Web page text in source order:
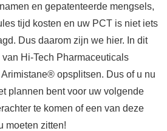
en gepatenteerde mengsels,
tijd kosten en uw PCT is niet iets
Dus daarom zijn we hier. In dit
Hi-Tech Pharmaceuticals
opsplitsen. Dus of u nu
plannen bent voor uw volgende
te komen of een van deze
moeten zitten!